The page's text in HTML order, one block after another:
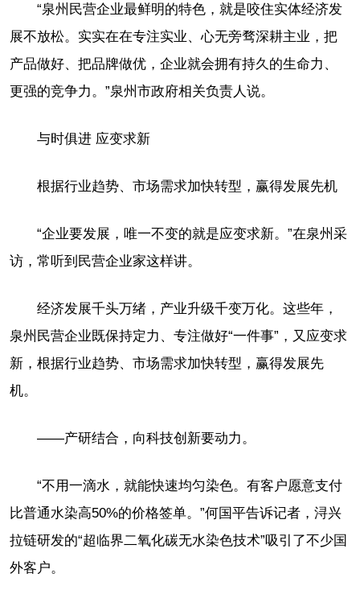
“泉州民营企业最鲜明的特色，就是咬住实体经济发
展不放松。实实在在专注实业、心无旁骛深耕主业，把
产品做好、把品牌做优，企业就会拥有持久的生命力、
更强的竞争力。”泉州市政府相关负责人说。
与时俱进 应变求新
根据行业趋势、市场需求加快转型，赢得发展先机
“企业要发展，唯一不变的就是应变求新。”在泉州采
访，常听到民营企业家这样讲。
经济发展千头万绪，产业升级千变万化。这些年，
泉州民营企业既保持定力、专注做好“一件事”，又应变求
新，根据行业趋势、市场需求加快转型，赢得发展先
机。
——产研结合，向科技创新要动力。
“不用一滴水，就能快速均匀染色。有客户愿意支付
比普通水染高50%的价格签单。”何国平告诉记者，浔兴
拉链研发的“超临界二氧化碳无水染色技术”吸引了不少国
外客户。